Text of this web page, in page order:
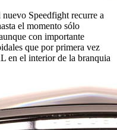
Speedfight recurre a
el momento sólo
con importante
que por primera vez
en el interior de la branquia